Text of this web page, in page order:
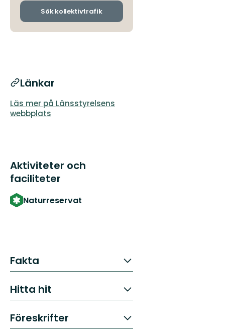
Sök kollektivtrafik
Länkar
Läs mer på Länsstyrelsens
webbplats
Aktiviteter och
faciliteter
Naturreservat
Fakta
Hitta hit
Föreskrifter